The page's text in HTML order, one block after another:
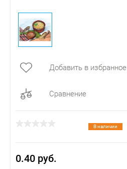
Добавить в избранное
Сравнение
В наличии
0.40 руб.